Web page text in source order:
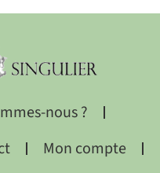
nous ?
Mon compte